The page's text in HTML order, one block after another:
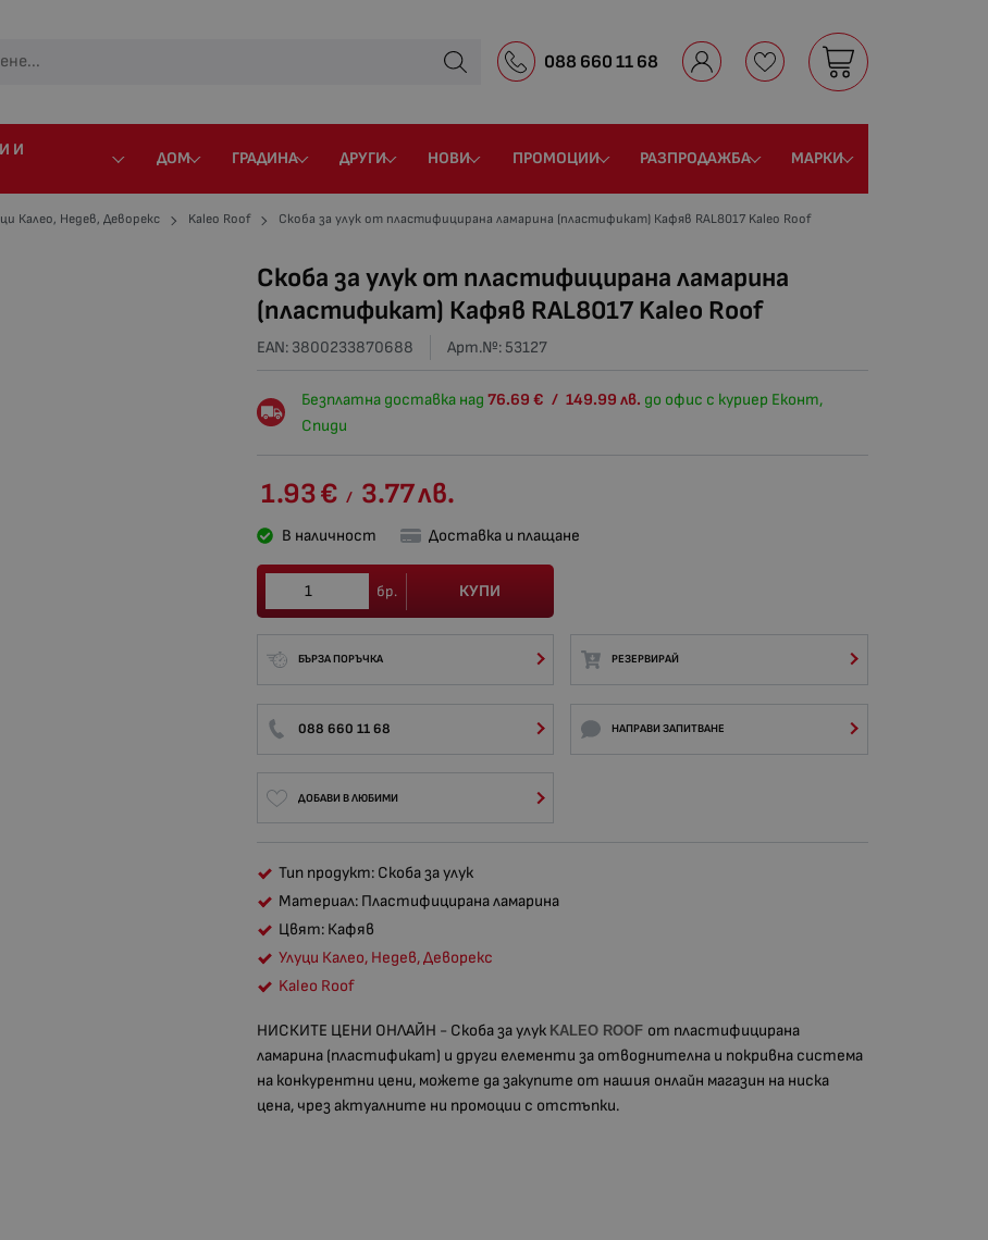
088 660 11 68
И
ДОМ ГРАДИНА ДРУГИ НОВИ ПРОМОЦИИ РАЗПРОДАЖБА МАРКИ
Калео, Недев, Деворекс Kaleo Roof Скоба за улук от пластифицирана ламарина (пластификат) Кафяв RAL8017 Kaleo Roof
Скоба за улук от пластифицирана ламарина
(пластификат) Кафяв RAL8017 Kaleo Roof
EAN: 3800233870688 Арт.№: 53127
Безплатна доставка над76.69 € / 149.99 лв. до офис с куриер Еконт,
Спиди
1.93€ / 3.77лв.
В наличност Доставка и плащане
бр. КУПИ
БЪРЗА ПОРЪЧКА РЕЗЕРВИРАЙ
088 660 11 68 НАПРАВИ ЗАПИТВАНЕ
ДОБАВИ В ЛЮБИМИ
Тип продукт: Скоба за улук
Материал: Пластифицирана ламарина
Цвят: Кафяв
Улуци Калео, Недев, Деворекс
Kaleo Roof
НИСКИТЕ ЦЕНИ ОНЛАЙН - Скоба за улук KALEO ROOF от пластифицирана
ламарина (пластификат) и други елементи за отводнителна и покривна система
на конкурентни цени, можете да закупите от нашия онлайн магазин на ниска
цена, чрез актуалните ни промоции с отстъпки.